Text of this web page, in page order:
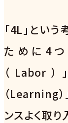
「4L」とい
ために4
（Labor）
（Learning
ンスよく取り